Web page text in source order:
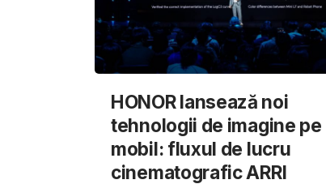
HONOR lansează noi
tehnologii de imagine pe
mobil: fluxul de lucru
cinematografic ARRI